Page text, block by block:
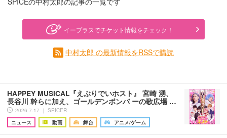
イープラスでチケット情報をチェック！
中村太郎 の最新情報をRSSで購読
HAPPEY MUSICAL『えぶりでいホスト』 宮崎 湧、
長谷川 幹らに加え、ゴールデンボンバ ーの歌広場 …
2026.7.17 ｜ SPICER
ニュース
動画 舞台 アニメ/ゲーム